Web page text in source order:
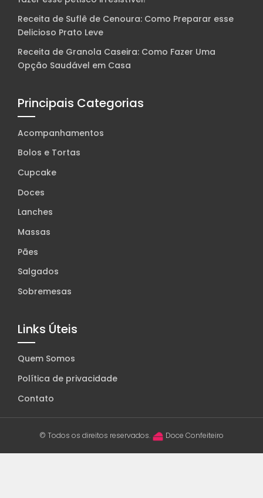
Receita de Suflê de Cenoura: Como Preparar esse
Delicioso Prato Leve
Receita de Granola Caseira: Como Fazer Uma
Opção Saudável em Casa
Principais Categorias
Acompanhamentos
Bolos e Tortas
Cupcake
Doces
Lanches
Massas
Pães
Salgados
Sobremesas
Links Úteis
Quem Somos
Política de privacidade
Contato
© Todos os direitos reservados. Doce Confeiteiro